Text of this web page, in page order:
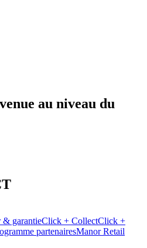
au niveau du
& garantieClick + CollectClick +
partenairesManor Retail